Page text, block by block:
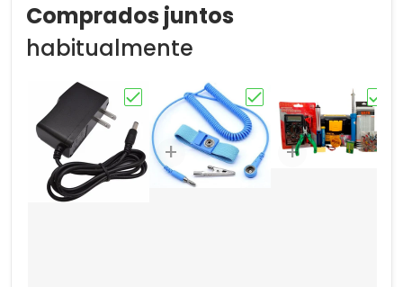
Comprados juntos
habitualmente
Elige "ADAPTADOR DE VOLTAJE"
Elige "MANILLA Elige